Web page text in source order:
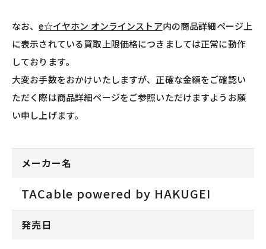
なお、e☆イヤホン オンラインストア内の商品詳細ページ上
に表示されている買取上限価格につきましては正常に動作
しております。
大変お手数をおかけいたしますが、正確な金額をご確認い
ただく際は商品詳細ページをご参照いただけますようお願
い申し上げます。
メーカー名
TACable powered by HAKUGEI
発売日